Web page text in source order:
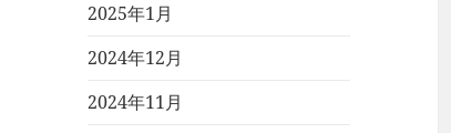
2025年1月
2024年12月
2024年11月